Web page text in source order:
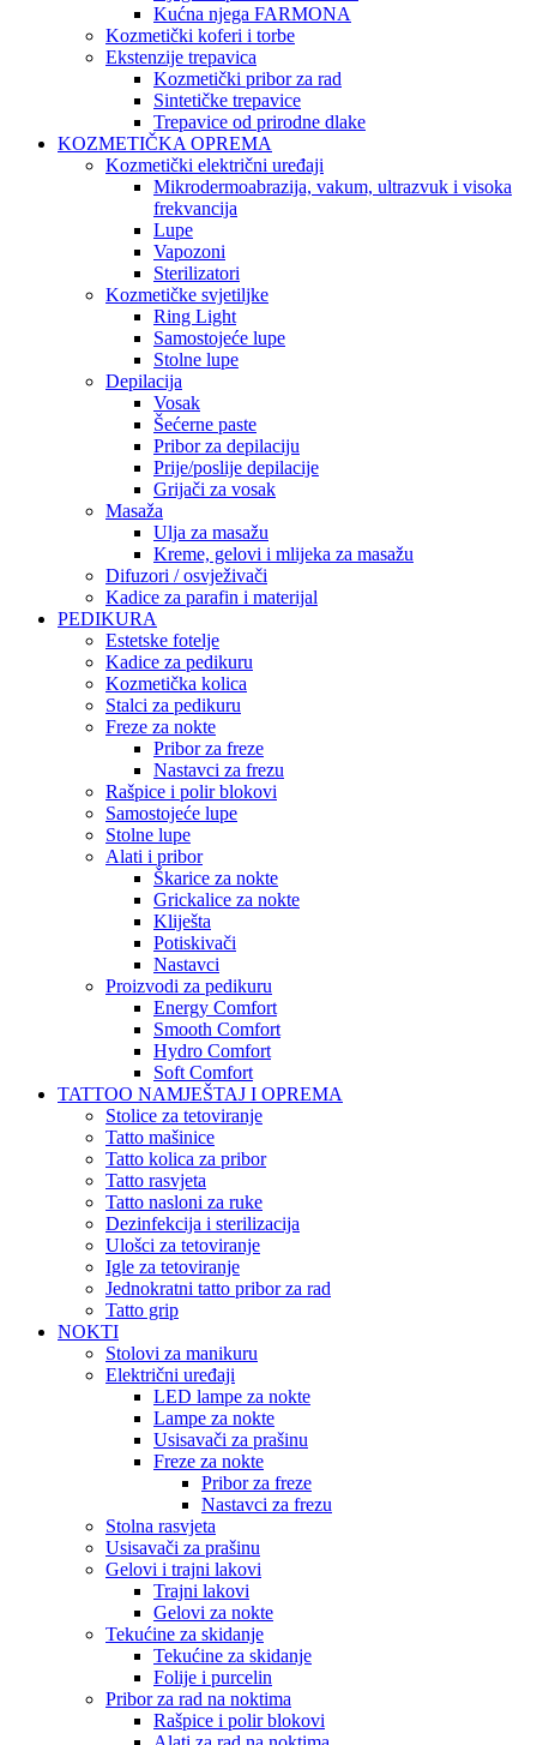
Kućna njega FARMONA
Kozmetički koferi i torbe
Ekstenzije trepavica
Kozmetički pribor za rad
Sintetičke trepavice
Trepavice od prirodne dlake
KOZMETIČKA OPREMA
Kozmetički električni uređaji
Mikrodermoabrazija, vakum, ultrazvuk i visoka
frekvancija
Lupe
Vapozoni
Sterilizatori
Kozmetičke svjetiljke
Ring Light
Samostojeće lupe
Stolne lupe
Depilacija
Vosak
Šećerne paste
Pribor za depilaciju
Prije/poslije depilacije
Grijači za vosak
Masaža
Ulja za masažu
Kreme, gelovi i mlijeka za masažu
Difuzori / osvježivači
Kadice za parafin i materijal
PEDIKURA
Estetske fotelje
Kadice za pedikuru
Kozmetička kolica
Stalci za pedikuru
Freze za nokte
Pribor za freze
Nastavci za frezu
Rašpice i polir blokovi
Samostojeće lupe
Stolne lupe
Alati i pribor
Škarice za nokte
Grickalice za nokte
Kliješta
Potiskivači
Nastavci
Proizvodi za pedikuru
Energy Comfort
Smooth Comfort
Hydro Comfort
Soft Comfort
TATTOO NAMJEŠTAJ I OPREMA
Stolice za tetoviranje
Tatto mašinice
Tatto kolica za pribor
Tatto rasvjeta
Tatto nasloni za ruke
Dezinfekcija i sterilizacija
Ulošci za tetoviranje
Igle za tetoviranje
Jednokratni tatto pribor za rad
Tatto grip
NOKTI
Stolovi za manikuru
Električni uređaji
LED lampe za nokte
Lampe za nokte
Usisavači za prašinu
Freze za nokte
Pribor za freze
Nastavci za frezu
Stolna rasvjeta
Usisavači za prašinu
Gelovi i trajni lakovi
Trajni lakovi
Gelovi za nokte
Tekućine za skidanje
Tekućine za skidanje
Folije i purcelin
Pribor za rad na noktima
Rašpice i polir blokovi